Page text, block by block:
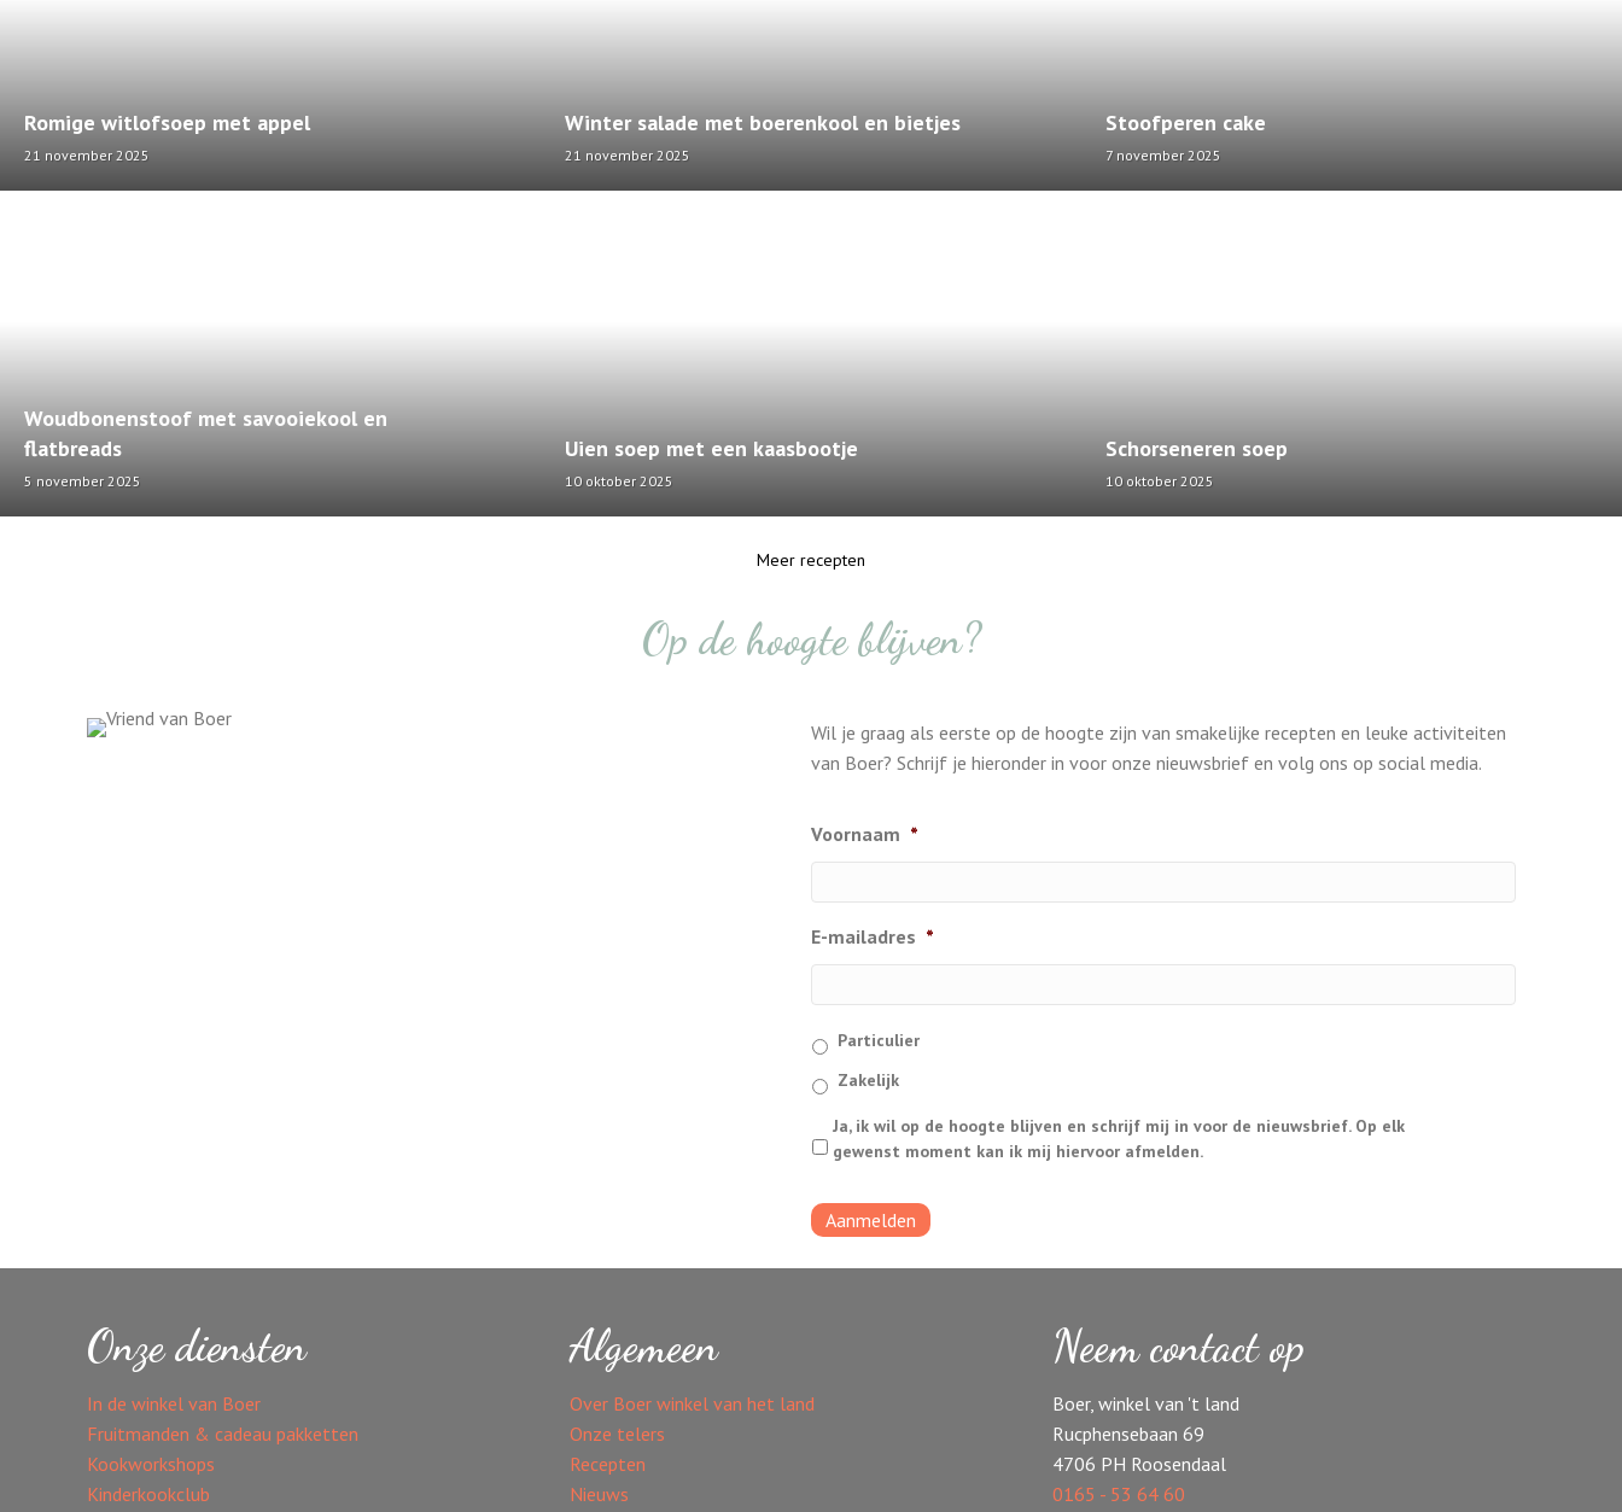
Romige witlofsoep met appel
21 november 2025
Winter salade met boerenkool en bietjes
21 november 2025
Stoofperen cake
7 november 2025
Woudbonenstoof met savooiekool en
flatbreads
5 november 2025
Uien soep met een kaasbootje
10 oktober 2025
Schorseneren soep
10 oktober 2025
Meer recepten
Op de hoogte blijven?
Wil je graag als eerste op de hoogte zijn van smakelijke recepten en leuke activiteiten
van Boer? Schrijf je hieronder in voor onze nieuwsbrief en volg ons op social media.
Voornaam *
E-mailadres *
T
y
p
r
e
a
t
Particulier
Zakelijk
V
*
Ja, ik wil op de hoogte blijven en schrijf mij in voor de nieuwsbrief. Op elk
gewenst moment kan ik mij hiervoor afmelden.
Onze diensten
In de winkel van Boer
Fruitmanden & cadeau pakketten
Kookworkshops
Kinderkookclub
Algemeen
Over Boer winkel van het land
Onze telers
Recepten
Nieuws
Neem contact op
Boer, winkel van 't land
Rucphensebaan 69
4706 PH Roosendaal
0165 - 53 64 60